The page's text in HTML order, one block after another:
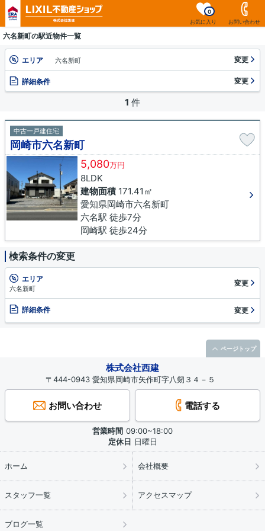
お気に入り
0
お問い合わせ
六名新町の駅近物件一覧
エリア 六名新町 変更
詳細条件 変更
1 件
中古一戸建住宅
岡崎市六名新町
5,080万円
8LDK
建物面積171.41㎡
愛知県岡崎市六名新町
六名駅 徒歩7分
岡崎駅 徒歩24分
検索条件の変更
エリア
六名新町
変更
詳細条件 変更
株式会社西建
〒444-0943 愛知県岡崎市矢作町字八剱３４－５
お問い合わせ 電話する
営業時間 09:00~18:00
定休日 日曜日
ホーム 会社概要
スタッフ一覧 アクセスマップ
ブログ一覧
ページトップ